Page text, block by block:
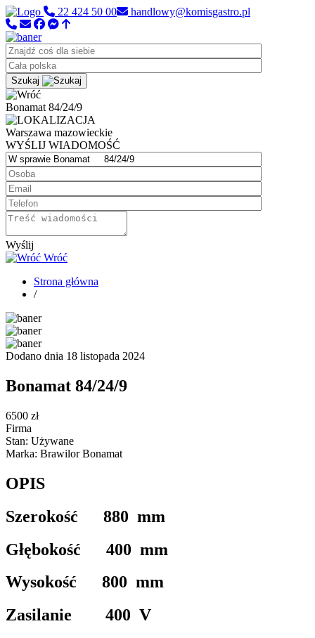
22 424 50 00 handlowy@komisgastro.pl
Szukaj
Bonamat 84/24/9
Warszawa mazowieckie
WYŚLIJ WIADOMOŚĆ
Wyślij
Wróć
Strona główna
/
Dodano dnia 18 listopada 2024
Bonamat 84/24/9
6500 zł
Firma
Stan: Używane
Marka: Brawilor Bonamat
OPIS
Szerokość 880 mm
Głębokość 400 mm
Wysokość 800 mm
Zasilanie 400 V